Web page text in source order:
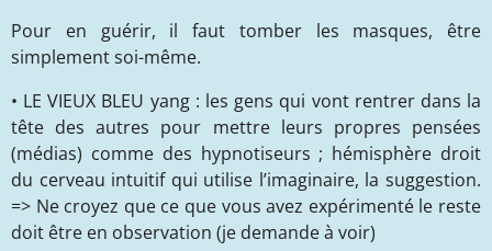
Pour en guérir, il faut tomber les masques, être
simplement soi-même.
• LE VIEUX BLEU yang : les gens qui vont rentrer dans la
tête des autres pour mettre leurs propres pensées
(médias) comme des hypnotiseurs ; hémisphère droit
du cerveau intuitif qui utilise l’imaginaire, la suggestion.
=> Ne croyez que ce que vous avez expérimenté le reste
doit être en observation (je demande à voir)